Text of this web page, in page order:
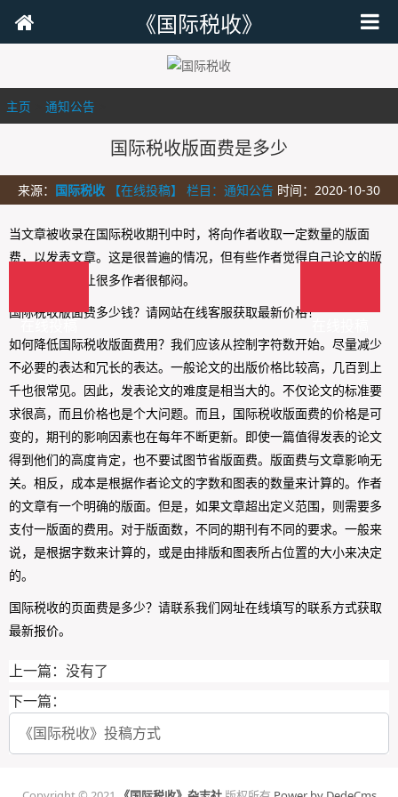
《国际税收》
主页 通知公告
国际税收版面费是多少
来源： 国际税收 【在线投稿】 栏目： 通知公告 时间：2020-10-30
当文章被收录在国际税收期刊中时，将向作者收取一定数量的版面
费，以发表文章。这是很普遍的情况，但有些作者觉得自己论文的版
面费很高，这让很多作者很郁闷。
国际税收版面费多少钱？请网站在线客服获取最新价格！
如何降低国际税收版面费用？我们应该从控制字符数开始。尽量减少
不必要的表达和冗长的表达。一般论文的出版价格比较高，几百到上
千也很常见。因此，发表论文的难度是相当大的。不仅论文的标准要
求很高，而且价格也是个大问题。而且，国际税收版面费的价格是可
变的，期刊的影响因素也在每年不断更新。即使一篇值得发表的论文
得到他们的高度肯定，也不要试图节省版面费。版面费与文章影响无
关。相反，成本是根据作者论文的字数和图表的数量来计算的。作者
的文章有一个明确的版面。但是，如果文章超出定义范围，则需要多
支付一版面的费用。对于版面数，不同的期刊有不同的要求。一般来
说，是根据字数来计算的，或是由排版和图表所占位置的大小来决定
的。
国际税收的页面费是多少？请联系我们网址在线填写的联系方式获取
最新报价。
上一篇：没有了
下一篇：
《国际税收》投稿方式
在线投稿